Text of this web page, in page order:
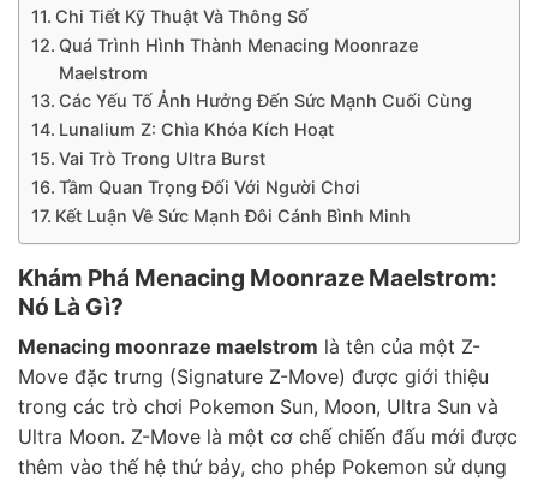
Chi Tiết Kỹ Thuật Và Thông Số
Quá Trình Hình Thành Menacing Moonraze
Maelstrom
Các Yếu Tố Ảnh Hưởng Đến Sức Mạnh Cuối Cùng
Lunalium Z: Chìa Khóa Kích Hoạt
Vai Trò Trong Ultra Burst
Tầm Quan Trọng Đối Với Người Chơi
Kết Luận Về Sức Mạnh Đôi Cánh Bình Minh
Khám Phá Menacing Moonraze Maelstrom:
Nó Là Gì?
Menacing moonraze maelstrom là tên của một Z-
Move đặc trưng (Signature Z-Move) được giới thiệu
trong các trò chơi Pokemon Sun, Moon, Ultra Sun và
Ultra Moon. Z-Move là một cơ chế chiến đấu mới được
thêm vào thế hệ thứ bảy, cho phép Pokemon sử dụng